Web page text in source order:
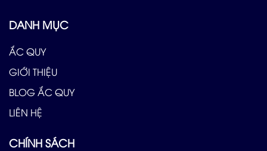
DANH MỤC
ẮC QUY
GIỚI THIỆU
BLOG ẮC QUY
LIÊN HỆ
CHÍNH SÁCH